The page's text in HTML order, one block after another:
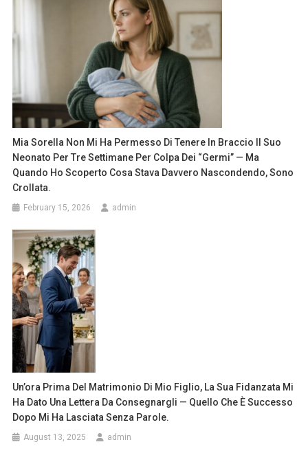
Mia Sorella Non Mi Ha Permesso Di Tenere In Braccio Il Suo
Neonato Per Tre Settimane Per Colpa Dei “germi” — Ma
Quando Ho Scoperto Cosa Stava Davvero Nascondendo, Sono
Crollata.
February 15, 2026 admin
Un’ora Prima Del Matrimonio Di Mio Figlio, La Sua Fidanzata Mi
Ha Dato Una Lettera Da Consegnargli — Quello Che È Successo
Dopo Mi Ha Lasciata Senza Parole.
August 13, 2025 admin